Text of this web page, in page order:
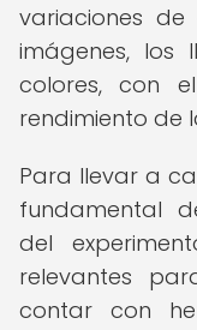
variaciones de
imágenes,
colores, con
rendimiento de
Para llevar a
fundamental
del
relevantes
contar con